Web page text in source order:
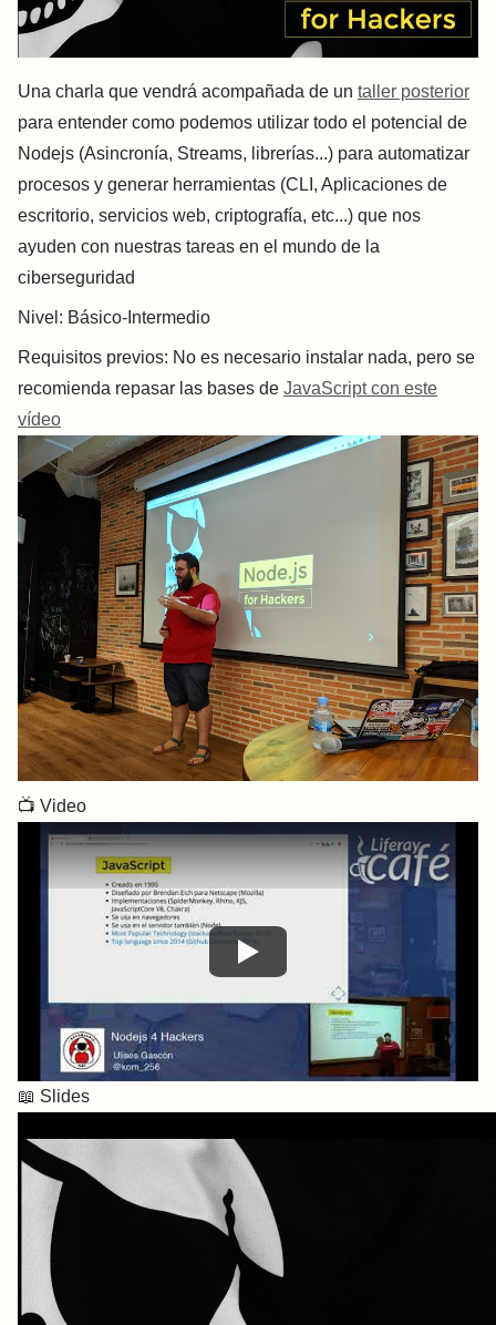
Una charla que vendrá acompañada de un taller posterior
para entender como podemos utilizar todo el potencial de
Nodejs (Asincronía, Streams, librerías...) para automatizar
procesos y generar herramientas (CLI, Aplicaciones de
escritorio, servicios web, criptografía, etc...) que nos
ayuden con nuestras tareas en el mundo de la
ciberseguridad
Nivel: Básico-Intermedio
Requisitos previos: No es necesario instalar nada, pero se
recomienda repasar las bases de JavaScript con este
vídeo
📺 Video
📖 Slides